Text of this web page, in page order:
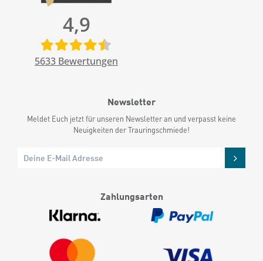
4,9
5633 Bewertungen
Newsletter
Meldet Euch jetzt für unseren Newsletter an und verpasst keine
Neuigkeiten der Trauringschmiede!
Zahlungsarten